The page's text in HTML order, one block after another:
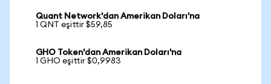
Quant Network'dan Amerikan Doları'na
1 QNT eşittir $59,85
GHO Token'dan Amerikan Doları'na
1 GHO eşittir $0,9983